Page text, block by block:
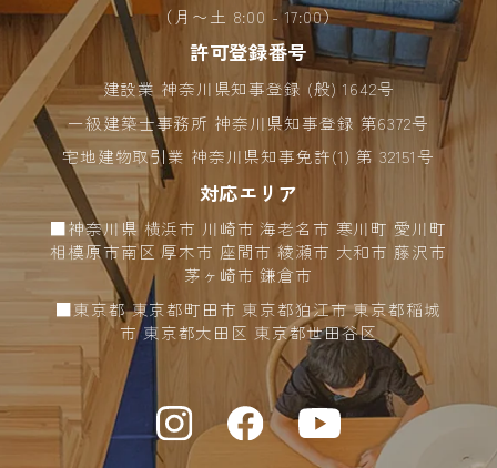
2024年06月 (6)
2024年05月 (6)
2024年04月 (10)
2024年03月 (2)
2024年02月 (5)
2024年01月 (9)
2023年12月 (8)
2023年11月 (4)
2023年10月 (5)
（月〜土 8:00 - 17:00）
許可登録番号
建設業 神奈川県知事登録 (般) 1642号
一級建築士事務所 神奈川県知事登録 第6372号
宅地建物取引業 神奈川県知事免許(1) 第 32151号
対応エリア
■神奈川県 横浜市 川崎市 海老名市 寒川町 愛川町
相模原市南区 厚木市 座間市 綾瀬市 大和市 藤沢市
茅ヶ崎市 鎌倉市
■東京都 東京都町田市 東京都狛江市 東京都稲城
市 東京都大田区 東京都世田谷区